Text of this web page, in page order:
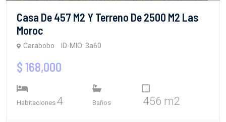
Casa De 457 M2 Y Terreno De 2500 M2 Las
Moroc
Carabobo ID-MIO: 3a60
$ 168,000
Habitaciones 4 Baños 456 m2